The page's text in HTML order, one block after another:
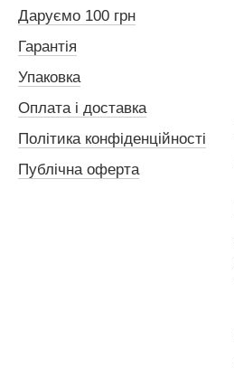
Даруємо 100 грн
Гарантія
Упаковка
Оплата і доставка
Політика конфіденційності
Публічна оферта